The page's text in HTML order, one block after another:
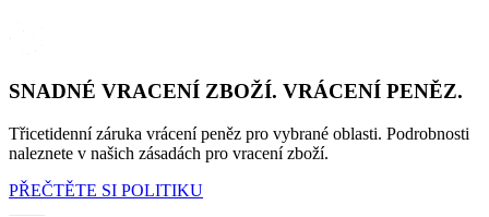
SNADNÉ VRACENÍ ZBOŽÍ. VRÁCENÍ PENĚZ.
Třicetidenní záruka vrácení peněz pro vybrané oblasti. Podrobnosti
naleznete v našich zásadách pro vracení zboží.
PŘEČTĚTE SI POLITIKU